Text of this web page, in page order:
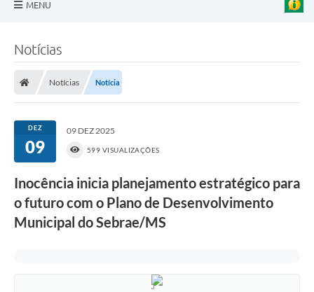
MENU
Transparência Pública
Notícias
Legislação
Renuncia de Receita
Galeria de Fotos
Notícias
Notícias Notícia
DEZ
09
09 DEZ 2025
599 VISUALIZAÇÕES
Inocência inicia planejamento estratégico para
o futuro com o Plano de Desenvolvimento
Municipal do Sebrae/MS